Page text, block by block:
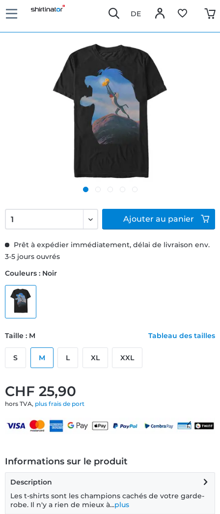
DE
CHF 25,90
hors TVA, plus frais de port
Prêt à expédier immédiatement, délai de livraison env.
3-5 jours ouvrés
Couleurs : Noir
Taille : M Tableau des tailles
S M L XL XXL
Ajouter au panier
Informations sur le produit
Description
Les t-shirts sont les champions cachés de votre garde-
robe. Il n'y a rien de mieux à...plus